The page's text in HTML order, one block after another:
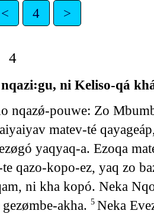
< 4 >
4
ni Keliso-qá
nqazǿ-pouwe: Zo
matev-té
yaqyaq-a. Ezoqa
qazo-kopo-ez, yaq zo
ni kha kopó. Neka
akha. 5 Neka